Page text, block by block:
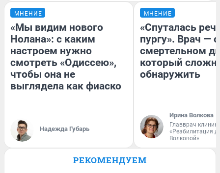
МНЕНИЕ
«Мы видим нового
Нолана»: с каким
настроем нужно
смотреть «Одиссею»,
чтобы она не
выглядела как фиаско
Надежда Губарь
МНЕНИЕ
«Спуталась
пургу». Врач — о
смертельном
который
обнаружить
Ирина Волкова
Главврач
«Реабилитация
Волковой»
РЕКОМЕНДУЕМ